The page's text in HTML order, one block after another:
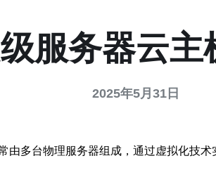
服务器云
2025年5月31日
由多台物理服务器组成，通过虚拟化技